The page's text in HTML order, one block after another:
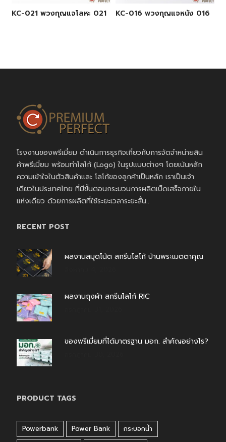
KC-021 พวงกุญแจโลหะ 021 KC-016 พวงกุญแจหนัง 016
โรงงานของพรีเมี่ยม ดำเนินการธุรกิจเกี่ยวกับการจัดจำหน่ายสิน
ค้าพรีเมี่ยม พร้อมทำโลโก้ (Logo) ในรูปแบบต่างๆ โดยเน้นหลัก
ความเข้าใจในตัวสินค้าและ โลโก้ของลูกค้าเป็นหลัก เราเป็นเจ้า
เดียวในประเทศไทย ที่มีขั้นตอนกระบวนการผลิตเบ็ดเสร็จภายใน
แห่งเดียว ด้วยการผลิตที่ใช้ระยะเวลาระยะสั้น..
RECENT POST
ผลงานสมุดโน้ต สกรีนโลโก้ บ้านพระเมตตาคุณ
ผลงานถุงผ้า สกรีนโลโก้ RIC
ของพรีเมี่ยมที่ได้มาตรฐาน มอก. สำคัญอย่างไร?
PRODUCT TAGS
Powerbank Power Bank
กระบอกน้ำ